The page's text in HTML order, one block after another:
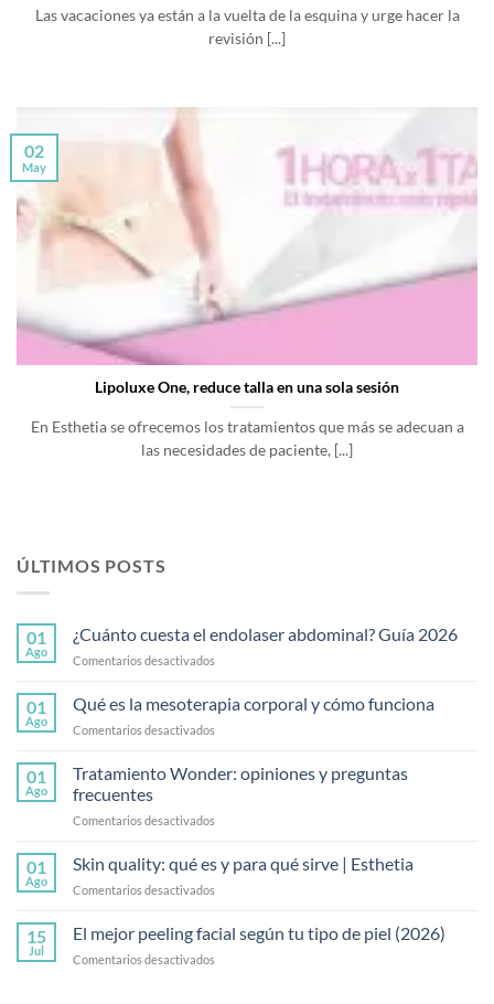
ÚLTIMOS POSTS
01
Ago
¿Cuánto cuesta el endolaser abdominal? Guía 2026
Comentarios desactivados
cuesta
el
endolaser
Guía
01
Ago
Qué es la mesoterapia corporal y cómo funciona
Comentarios desactivados
es
la
corporal
cómo
funciona
01
Ago
Tratamiento Wonder: opiniones y preguntas
frecuentes
Comentarios desactivados
opiniones
y
frecuentes
01
Ago
Skin quality: qué es y para qué sirve | Esthetia
Comentarios desactivados
quality:
qué
es
15
Jul
El mejor peeling facial según tu tipo de piel (2026)
Comentarios desactivados
Las vacaciones ya están a la vuelta de la esquina y urge hacer la
revisión [...]
Lipoluxe One, reduce talla en una sola sesión
En Esthetia se ofrecemos los tratamientos que más se adecuan a
las necesidades de paciente, [...]
02
May